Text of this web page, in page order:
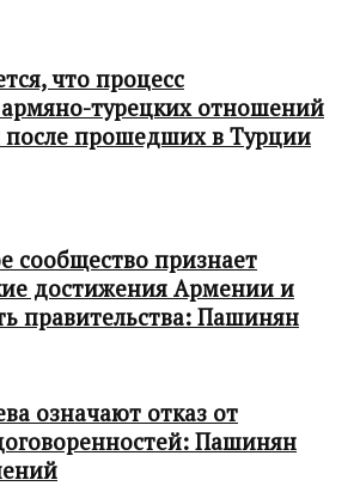
что процесс
турецких отношений
прошедших в Турции
сообщество признает
достижения Армении и
правительства: Пашинян
означают отказ от
Пашинян